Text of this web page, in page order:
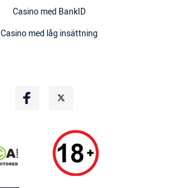
Casino med BankID
Casino med låg insättning